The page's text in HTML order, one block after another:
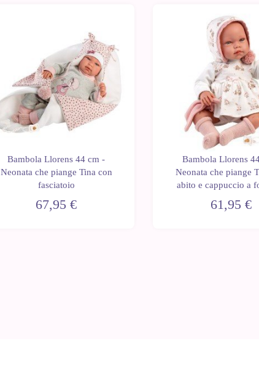
Bambola Llorens 44 cm -
Neonata che piange Tina con
fasciatoio
67,95 €
Bambola Llorens
Neonata che piange
abito e cappuccio a
61,95 €